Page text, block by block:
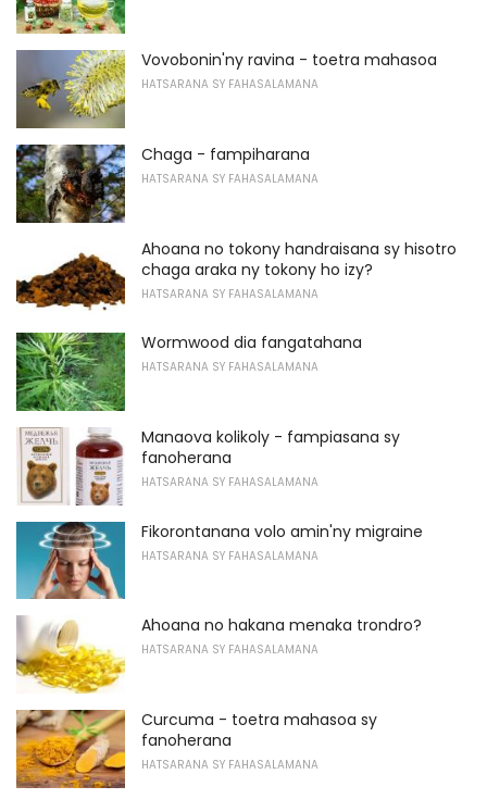
Vovobonin'ny ravina - toetra mahasoa
HATSARANA SY FAHASALAMANA
Chaga - fampiharana
HATSARANA SY FAHASALAMANA
Ahoana no tokony handraisana sy hisotro
chaga araka ny tokony ho izy?
HATSARANA SY FAHASALAMANA
Wormwood dia fangatahana
HATSARANA SY FAHASALAMANA
Manaova kolikoly - fampiasana sy
fanoherana
HATSARANA SY FAHASALAMANA
Fikorontanana volo amin'ny migraine
HATSARANA SY FAHASALAMANA
Ahoana no hakana menaka trondro?
HATSARANA SY FAHASALAMANA
Curcuma - toetra mahasoa sy
fanoherana
HATSARANA SY FAHASALAMANA